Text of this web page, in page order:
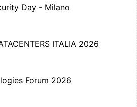
Day - Milano
ITALIA 2026
Forum 2026